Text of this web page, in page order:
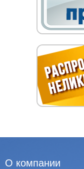
О компании